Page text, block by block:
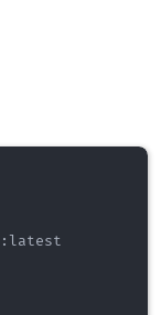
:latest